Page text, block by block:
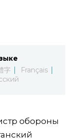
العربية
字
Français
обороны